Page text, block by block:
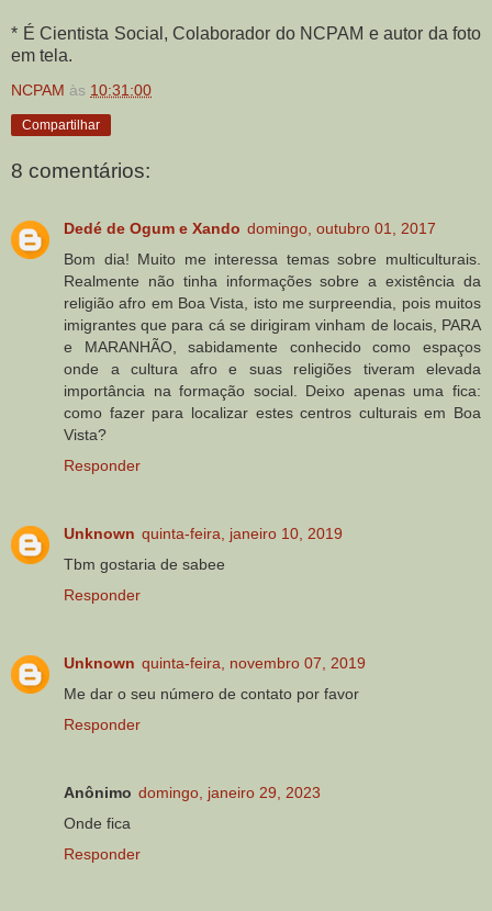
* É Cientista Social, Colaborador do NCPAM e autor da foto
em tela.
NCPAM às 10:31:00
Compartilhar
8 comentários:
Dedé de Ogum e Xando domingo, outubro 01, 2017
Bom dia! Muito me interessa temas sobre multiculturais.
Realmente não tinha informações sobre a existência da
religião afro em Boa Vista, isto me surpreendia, pois muitos
imigrantes que para cá se dirigiram vinham de locais, PARA
e MARANHÃO, sabidamente conhecido como espaços
onde a cultura afro e suas religiões tiveram elevada
importância na formação social. Deixo apenas uma fica:
como fazer para localizar estes centros culturais em Boa
Vista?
Responder
Unknown quinta-feira, janeiro 10, 2019
Tbm gostaria de sabee
Responder
Unknown quinta-feira, novembro 07, 2019
Me dar o seu número de contato por favor
Responder
Anônimo domingo, janeiro 29, 2023
Onde fica
Responder